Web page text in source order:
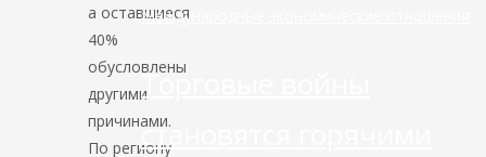
а оставшиеся
40%
обусловлены
другими
причинами.
По региону
Международные экономические отношения
Торговые войны
становятся горячими